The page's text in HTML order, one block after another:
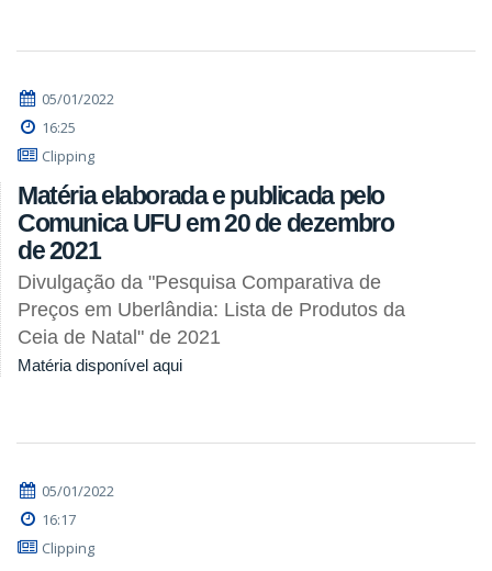
05/01/2022
16:25
Clipping
Matéria elaborada e publicada pelo
Comunica UFU em 20 de dezembro
de 2021
Divulgação da "Pesquisa Comparativa de
Preços em Uberlândia: Lista de Produtos da
Ceia de Natal" de 2021
Matéria disponível aqui
05/01/2022
16:17
Clipping